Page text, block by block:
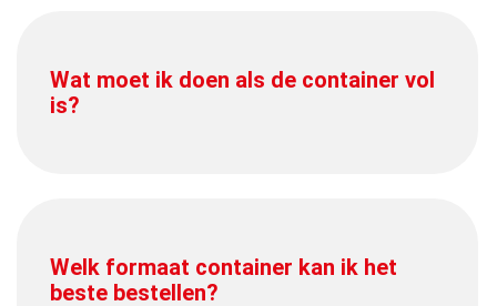
Wat moet ik doen als de container vol
is?
Welk formaat container kan ik het
beste bestellen?